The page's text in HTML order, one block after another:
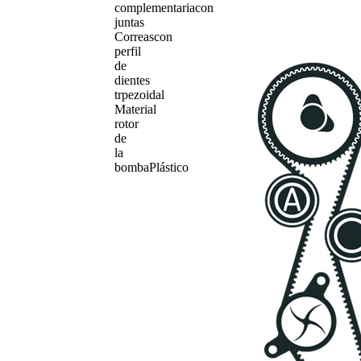
complementariacon
juntas
Correascon
perfil
de
dientes
trpezoidal
Material
rotor
de
la
bombaPlástico